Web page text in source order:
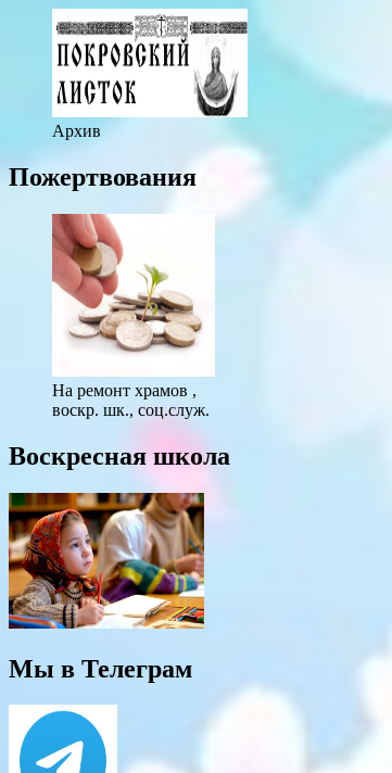
Архив
Пожертвования
На ремонт храмов ,
воскр. шк., соц.служ.
Воскресная школа
Мы в Телеграм